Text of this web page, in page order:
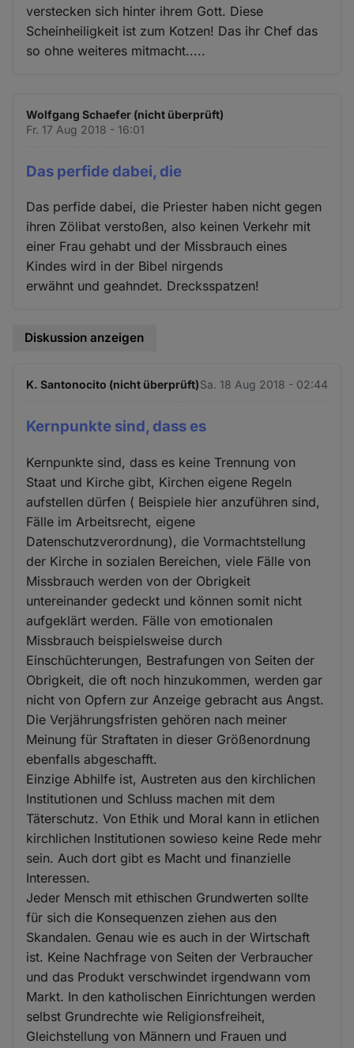
verstecken sich hinter ihrem Gott. Diese
Scheinheiligkeit ist zum Kotzen! Das ihr Chef das
so ohne weiteres mitmacht.....
Wolfgang Schaefer (nicht überprüft)
Fr. 17 Aug 2018 - 16:01
Das perfide dabei, die
Das perfide dabei, die Priester haben nicht gegen
ihren Zölibat verstoßen, also keinen Verkehr mit
einer Frau gehabt und der Missbrauch eines
Kindes wird in der Bibel nirgends
erwähnt und geahndet. Drecksspatzen!
Diskussion anzeigen
K. Santonocito (nicht überprüft)Sa. 18 Aug 2018 - 02:44
Kernpunkte sind, dass es
Kernpunkte sind, dass es keine Trennung von
Staat und Kirche gibt, Kirchen eigene Regeln
aufstellen dürfen ( Beispiele hier anzuführen sind,
Fälle im Arbeitsrecht, eigene
Datenschutzverordnung), die Vormachtstellung
der Kirche in sozialen Bereichen, viele Fälle von
Missbrauch werden von der Obrigkeit
untereinander gedeckt und können somit nicht
aufgeklärt werden. Fälle von emotionalen
Missbrauch beispielsweise durch
Einschüchterungen, Bestrafungen von Seiten der
Obrigkeit, die oft noch hinzukommen, werden gar
nicht von Opfern zur Anzeige gebracht aus Angst.
Die Verjährungsfristen gehören nach meiner
Meinung für Straftaten in dieser Größenordnung
ebenfalls abgeschafft.
Einzige Abhilfe ist, Austreten aus den kirchlichen
Institutionen und Schluss machen mit dem
Täterschutz. Von Ethik und Moral kann in etlichen
kirchlichen Institutionen sowieso keine Rede mehr
sein. Auch dort gibt es Macht und finanzielle
Interessen.
Jeder Mensch mit ethischen Grundwerten sollte
für sich die Konsequenzen ziehen aus den
Skandalen. Genau wie es auch in der Wirtschaft
ist. Keine Nachfrage von Seiten der Verbraucher
und das Produkt verschwindet irgendwann vom
Markt. In den katholischen Einrichtungen werden
selbst Grundrechte wie Religionsfreiheit,
Gleichstellung von Männern und Frauen und